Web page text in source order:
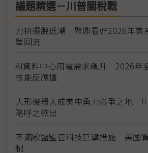
議題精選－川普關稅戰
力拚擺脫低潮 聚鼎看好2026年美
單回流
AI資料中心用電需求飆升 2026年
核能反應爐
人形機器人成美中角力必爭之地
略呼之欲出
不滿歐盟監管科技巨擘措施 美國
制